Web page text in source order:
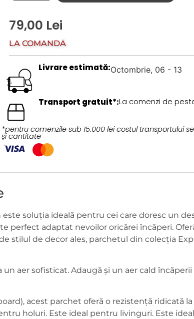
79,00 Lei
LA COMANDĂ
Livrare estimată:Octombrie, 06 - 13
Transport gratuit*:La comenzi de
*pentru comenzile sub 15.000 lei costul transportului
și cantitate
soluția ideală pentru cei care doresc un
perfect adaptat nevoilor oricărei încăperi.
stilul de decor ales, parchetul din colecția
aer sofisticat. Adaugă și un aer cald
acest parchet oferă o rezistență ridicată la
holuri. Este ideal pentru livinguri. Este